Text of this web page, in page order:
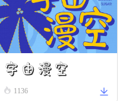
字由漫空
1136